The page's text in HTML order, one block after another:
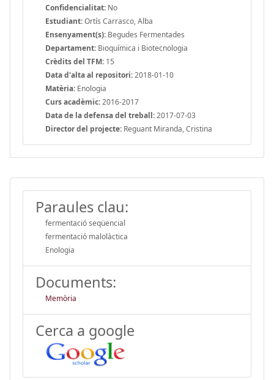
Confidencialitat: No
Estudiant:Ortís Carrasco, Alba
Ensenyament(s): Begudes Fermentades
Departament: Bioquímica i Biotecnologia
Crèdits del TFM: 15
Data d'alta al repositori:2018-01-10
Matèria: Enologia
Curs acadèmic:2016-2017
Data de la defensa del treball:2017-07-03
Director del projecte: Reguant Miranda, Cristina
Paraules clau:
fermentació seqüencial
fermentació malolàctica
Enologia
Documents:
Memòria
Cerca a google